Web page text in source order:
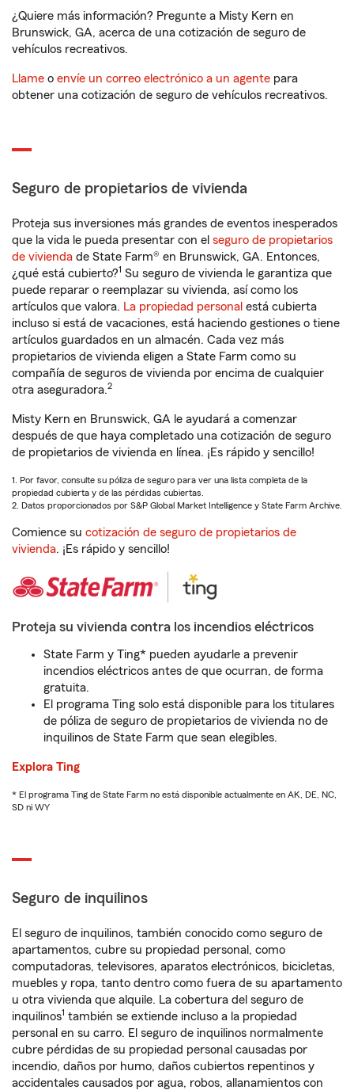
¿Quiere más información? Pregunte a Misty Kern en
Brunswick, GA, acerca de una cotización de seguro de
vehículos recreativos.
Llame o envíe un correo electrónico a un agente para
obtener una cotización de seguro de vehículos recreativos.
Seguro de propietarios de vivienda
Proteja sus inversiones más grandes de eventos inesperados
que la vida le pueda presentar con el seguro de propietarios
de vivienda de State Farm® en Brunswick, GA. Entonces,
¿qué está cubierto?1 Su seguro de vivienda le garantiza que
puede reparar o reemplazar su vivienda, así como los
artículos que valora. La propiedad personal está cubierta
incluso si está de vacaciones, está haciendo gestiones o tiene
artículos guardados en un almacén. Cada vez más
propietarios de vivienda eligen a State Farm como su
compañía de seguros de vivienda por encima de cualquier
otra aseguradora.2
Misty Kern en Brunswick, GA le ayudará a comenzar
después de que haya completado una cotización de seguro
de propietarios de vivienda en línea. ¡Es rápido y sencillo!
1. Por favor, consulte su póliza de seguro para ver una lista completa de la
propiedad cubierta y de las pérdidas cubiertas.
2. Datos proporcionados por S&P Global Market Intelligence y State Farm Archive.
Comience su cotización de seguro de propietarios de
vivienda. ¡Es rápido y sencillo!
Proteja su vivienda contra los incendios eléctricos
State Farm y Ting* pueden ayudarle a prevenir
incendios eléctricos antes de que ocurran, de forma
gratuita.
El programa Ting solo está disponible para los titulares
de póliza de seguro de propietarios de vivienda no de
inquilinos de State Farm que sean elegibles.
Explora Ting
* El programa Ting de State Farm no está disponible actualmente en AK, DE, NC,
SD ni WY
Seguro de inquilinos
El seguro de inquilinos, también conocido como seguro de
apartamentos, cubre su propiedad personal, como
computadoras, televisores, aparatos electrónicos, bicicletas,
muebles y ropa, tanto dentro como fuera de su apartamento
u otra vivienda que alquile. La cobertura del seguro de
inquilinos1 también se extiende incluso a la propiedad
personal en su carro. El seguro de inquilinos normalmente
cubre pérdidas de su propiedad personal causadas por
incendio, daños por humo, daños cubiertos repentinos y
accidentales causados por agua, robos, allanamientos con